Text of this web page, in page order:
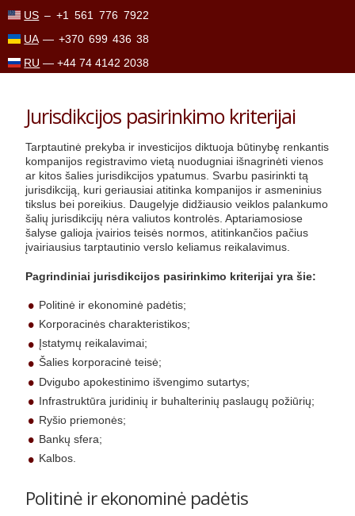
US –+1 561 776 7922
UA—+370 699 436 38
RU —+44 74 4142 2038
Jurisdikcijos pasirinkimo kriterijai
Tarptautinė prekyba ir investicijos diktuoja būtinybę renkantis
kompanijos registravimo vietą nuodugniai išnagrinėti vienos
ar kitos šalies jurisdikcijos ypatumus. Svarbu pasirinkti tą
jurisdikciją, kuri geriausiai atitinka kompanijos ir asmeninius
tikslus bei poreikius. Daugelyje didžiausio veiklos palankumo
šalių jurisdikcijų nėra valiutos kontrolės. Aptariamosiose
šalyse galioja įvairios teisės normos, atitinkančios pačius
įvairiausius tarptautinio verslo keliamus reikalavimus.
Pagrindiniai jurisdikcijos pasirinkimo kriterijai yra šie:
Politinė ir ekonominė padėtis;
Korporacinės charakteristikos;
Įstatymų reikalavimai;
Šalies korporacinė teisė;
Dvigubo apokestinimo išvengimo sutartys;
Infrastruktūra juridinių ir buhalterinių paslaugų požiūrių;
Ryšio priemonės;
Bankų sfera;
Kalbos.
Politinė ir ekonominė padėtis